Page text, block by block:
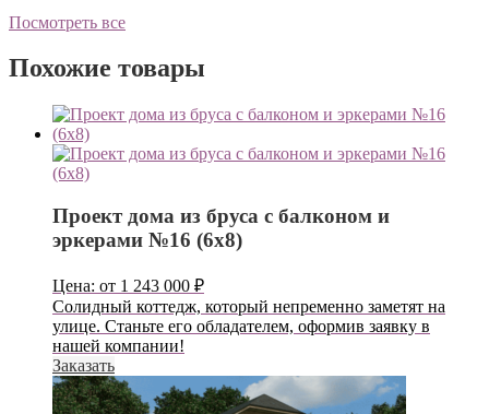
Посмотреть все
Похожие товары
Проект дома из бруса с балконом и
эркерами №16 (6х8)
Цена: от 1 243 000 ₽
Солидный коттедж, который непременно заметят на
улице. Станьте его обладателем, оформив заявку в
нашей компании!
Заказать